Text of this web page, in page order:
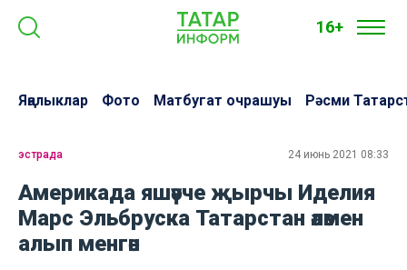
16+
Яңалыклар Фото Матбугат очрашуы Рәсми
эстрада 24 июнь 2021 08:33
Америкада яшәүче җырчы Иделия
Марс Эльбруска Татарстан әләмен
алып менгән